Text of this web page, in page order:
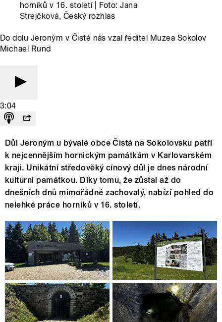
horníků v 16. století | Foto:Jana
Strejčková, Český rozhlas
Do dolu Jeroným v Čisté nás vzal ředitel Muzea Sokolov
Michael Rund
3:04
Důl Jeroným u bývalé obce Čistá na Sokolovsku patří
k nejcennějším hornickým památkám v Karlovarském
kraji. Unikátní středověký cínový důl je dnes národní
kulturní památkou. Díky tomu, že zůstal až do
dnešních dnů mimořádné zachovalý, nabízí pohled do
nelehké práce horníků v 16. století.